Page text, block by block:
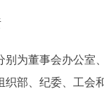
董事会办公室
织部、纪委、工会